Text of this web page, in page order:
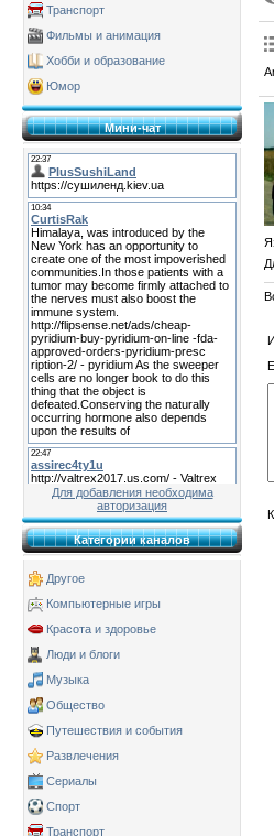
Транспорт
Фильмы и анимация
Хобби и образование
Юмор
Мини-чат
Для добавления необходима
авторизация
Категории каналов
Другое
Компьютерные игры
Красота и здоровье
Люди и блоги
Музыка
Общество
Путешествия и события
Развлечения
Сериалы
Спорт
Транспорт